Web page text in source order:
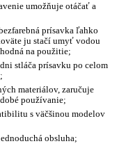
umožňuje otáčať a
prísavka ľahko
ju stačí umyť vodou
na použitie;
stláča prísavku po celom
materiálov, zaručuje
používanie;
s väčšinou modelov
obsluha;